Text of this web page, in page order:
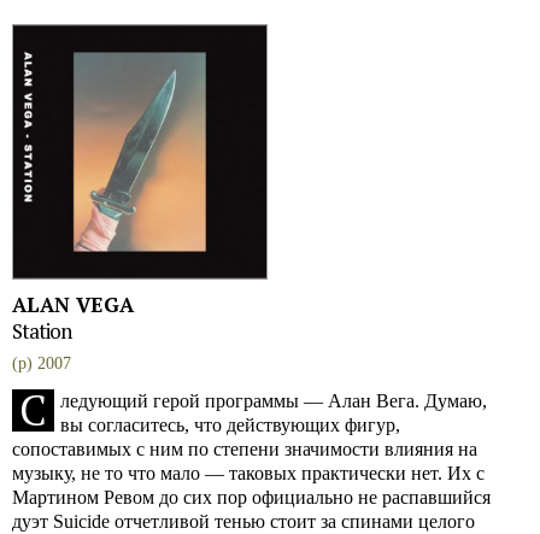
ALAN VEGA
Station
(p) 2007
С
ледующий герой программы — Алан Вега. Думаю,
вы согласитесь, что действующих фигур,
сопоставимых с ним по степени значимости влияния на
музыку, не то что мало — таковых практически нет. Их с
Мартином Ревом до сих пор официально не распавшийся
дуэт Suicide отчетливой тенью стоит за спинами целого